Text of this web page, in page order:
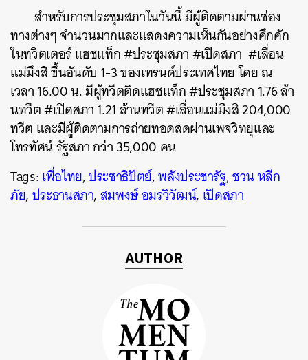
สำหรับการประชุมสภาในวันนี้ มีผู้ติดตามผ่านช่อง
ทางต่างๆ จำนวนมากและแสดงความเห็นกันอย่างคึกคัก
ในทวิตเตอร์ แฮชแท็ก #ประชุมสภา #เปิดสภา #เลื่อน
แม่มึงสิ ขึ้นอันดับ 1-3 ของเทรนด์ประเทศไทย โดย ณ
เวลา 16.00 น. มีผู้ทวีตติดแฮชแท็ก #ประชุมสภา 1.76 ล้า
นทวีต #เปิดสภา 1.21 ล้านทวีต #เลื่อนแม่มึงสิ 204,000
ทวีต และมีผู้ติดตามการถ่ายทอดสดผ่านเพจวิทยุและ
โทรทัศน์ รัฐสภา กว่า 35,000 คน
Tags:เพื่อไทย,ประชาธิปัตย์,พลังประชารัฐ,ชวน หลีก
ภัย,ประธานสภา,สมพงษ์ อมรวิวัฒน์, เปิดสภา
AUTHOR